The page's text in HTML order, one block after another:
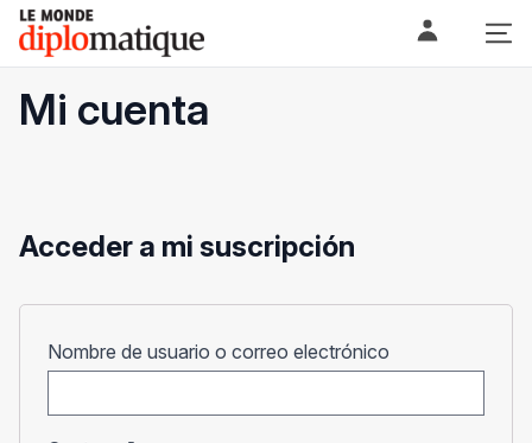
Skip
content
Le monde diplomatique
Mi cuenta
Acceder a mi suscripción
Nombre de usuario o correo electrónico